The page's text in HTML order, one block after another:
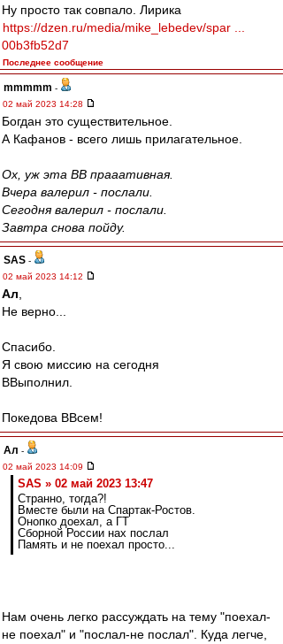
Ну просто так совпало. Лирика
https://dzen.ru/media/mike_lebedev/spar ...
00b3fb52d7
Последнее сообщение
mmmmm -
02 май 2023 14:28
Богдан это существительное.
А Кафанов - всего лишь прилагательное.
Ох, уж эта ВВ прааативная.
Вчера валерил - послали.
Сегодня валерил - послали.
Завтра снова пойду.
SAS -
02 май 2023 14:12
Ал
Не верно...
Спасибо.
Я свою миссию на сегодня
ВВыполнил.
Покедова ВВсем!
Ал -
02 май 2023 14:09
SAS » 02 май 2023 13:47
Странно, тогда?!
Вместе были на Спартак-Ростов.
Онопко доехал, а ГТ
Сборной России нах послал
Память и не поехал просто...
Нам очень легко рассуждать на тему "поехал-
не поехал" и "послал-не послал". Куда легче,